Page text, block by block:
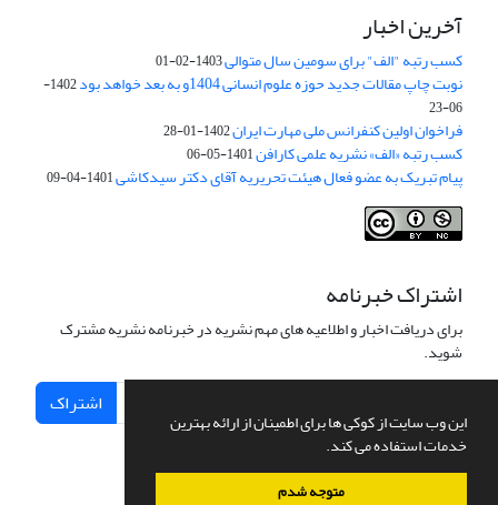
این وب سایت از کوکی ها برای اطمینان از ارائه بهترین
خدمات استفاده می کند.
متوجه شدم
آخرین اخبار
کسب رتبه "الف" برای سومین سال متوالی1403-02-01
نوبت چاپ مقالات جدید حوزه علوم انسانی 1404و به بعد خواهد بود
1402-
06-23
فراخوان اولین کنفرانس ملی مهارت ایران1402-01-28
کسب رتبه «الف» نشریه علمی کارافن1401-05-06
پیام تبریک به عضو فعال هیئت تحریریه آقای دکتر سیدکاشی1401-04-09
اشتراک خبرنامه
برای دریافت اخبار و اطلاعیه های مهم نشریه در خبرنامه نشریه مشترک
شوید.
اشتراک